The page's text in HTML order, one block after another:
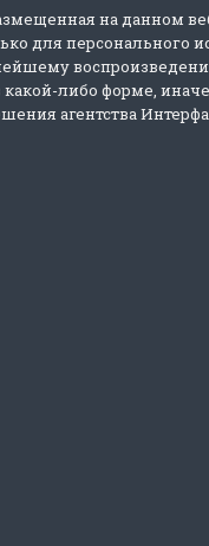
на данном
для персонального
либо форме,
агентства